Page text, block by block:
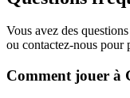
Vous avez des
ou contactez-nous pour
Comment jouer à